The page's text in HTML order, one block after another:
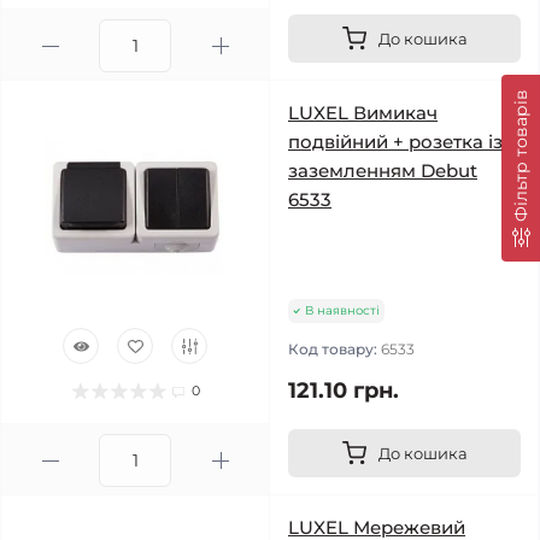
Фільтр товарів
До кошика
0
LUXEL Вимикач
подвійний + розетка із
заземленням Debut
6533
В наявності
Код товару: 6533
121.10 грн.
До кошика
LUXEL Мережевий